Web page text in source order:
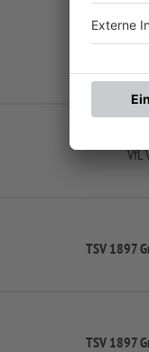
VfL
TSV 1897
TSV 1897